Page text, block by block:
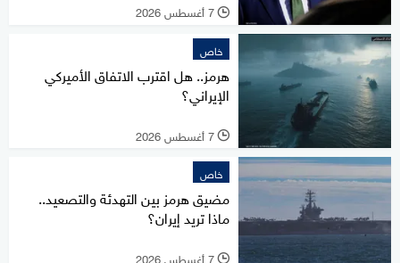
l 7 أغسطس 2026
خاص
هرمز.. هل اقترب الاتفاق الأميركي
الإيراني؟
l 7 أغسطس 2026
خاص
مضيق هرمز بين التهدئة والتصعيد..
ماذا تريد إيران؟
l 7 أغسطس 2026